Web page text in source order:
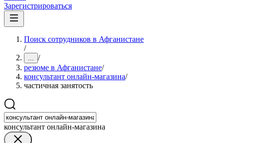
Зарегистрироваться
Поиск сотрудников в Афганистане
/
... /
резюме в Афганистане/
консультант онлайн-магазина/
частичная занятость
консультант онлайн-магазина